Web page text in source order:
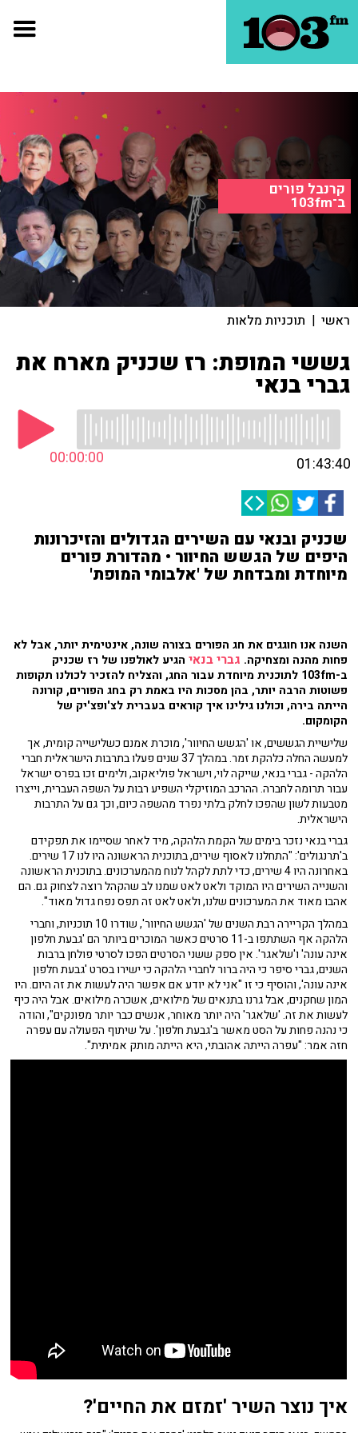
קרנבל פורים
ב־103fm
ראשי | תוכניות מלאות
גששי המופת: רז שכניק מארח את
גברי בנאי
00:00:00 01:43:40
שכניק ובנאי עם השירים הגדולים והזיכרונות
היפים של הגשש החיוור • מהדורת פורים
מיוחדת ומבדחת של 'אלבומי המופת'
השנה אנו חוגגים את חג הפורים בצורה שונה, אינטימית יותר, אבל לא
פחות מהנה ומצחיקה. גברי בנאי הגיע לאולפנו של רז שכניק
ב-103fm לתוכנית מיוחדת עבור החג, והצליח להזכיר לכולנו תקופות
פשוטות הרבה יותר, בהן מסכות היו באמת רק בחג הפורים, קורונה
הייתה בירה, וכולנו גילינו איך קוראים בעברית לצ'ופצ'יק של
הקומקום.
שלישיית הגששים, או 'הגשש החיוור', מוכרת אמנם כשלישייה קומית, אך
למעשה החלה כלהקת זמר. במהלך 37 שנים פעלו בתרבות הישראלית חברי
הלהקה - גברי בנאי, שייקה לוי, וישראל פוליאקוב, ולימים זכו בפרס ישראל
עבור תרומה לחברה. ההרכב המוזיקלי השפיע רבות על השפה העברית, וייצרו
מטבעות לשון שהפכו לחלק בלתי נפרד מהשפה כיום, וכך גם על התרבות
הישראלית.
גברי בנאי נזכר בימים של הקמת הלהקה, מיד לאחר שסיימו את תפקידם
ב'תרנגולים': "התחלנו לאסוף שירים, בתוכנית הראשונה היו לנו 17 שירים.
באחרונה היו 4 שירים, כדי לתת לקהל לנוח מהמערכונים. בתוכנית הראשונה
והשנייה השירים היו המוקד ולאט לאט שמנו לב שהקהל רוצה לצחוק גם. הם
אהבו מאוד את המערכונים שלנו, ולאט לאט זה תפס נפח גדול מאוד".
במהלך הקריירה רבת השנים של 'הגשש החיוור', שודרו 10 תוכניות, וחברי
הלהקה אף השתתפו ב-11 סרטים כאשר המוכרים ביותר הם 'גבעת חלפון
אינה עונה' ו'שלאגר'. אין ספק ששני הסרטים הפכו לסרטי פולחן ברבות
השנים, גברי סיפר כי היה ברור לחברי הלהקה כי ישירו בסרט 'גבעת חלפון
אינה עונה', והוסיף כי זו "אני לא יודע אם אפשר היה לעשות את זה היום. היו
המון שחקנים, אבל גרנו בתנאים של מילואים, אשכרה מילואים. אבל היה כיף
לעשות את זה. 'שלאגר' היה יותר מאוחר, אנשים כבר יותר מפונקים", והודה
כי נהנה פחות על הסט מאשר ב'גבעת חלפון'. על שיתוף הפעולה עם עפרה
חזה אמר: "עפרה הייתה אהובתי, היא הייתה מותק אמיתית".
איך נוצר השיר 'זמזם את החיים'?